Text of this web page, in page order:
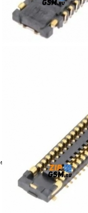
ОтверткиПинцеты